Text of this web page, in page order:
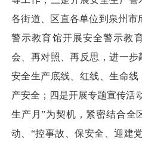
各街道、区直各单位到泉州市
警示教育馆开展安全警示教
会、再对照、再反思，进一
安全生产底线、红线、生命
产安全；四是开展专题宣传活
生产月”为契机，紧密结合全
动、“控事故、保安全、迎建